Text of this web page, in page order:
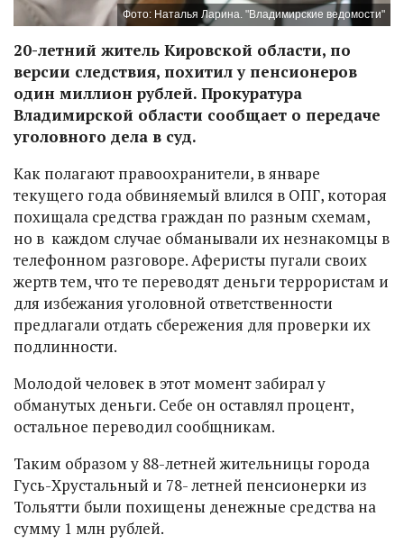
Фото: Наталья Ларина. "Владимирские ведомости"
20-летний житель Кировской области, по
версии следствия, похитил у пенсионеров
один миллион рублей. Прокуратура
Владимирской области сообщает о передаче
уголовного дела в суд.
Как полагают правоохранители, в январе
текущего года обвиняемый влился в ОПГ, которая
похищала средства граждан по разным схемам,
но в каждом случае обманывали их незнакомцы в
телефонном разговоре. Аферисты пугали своих
жертв тем, что те переводят деньги террористам и
для избежания уголовной ответственности
предлагали отдать сбережения для проверки их
подлинности.
Молодой человек в этот момент забирал у
обманутых деньги. Себе он оставлял процент,
остальное переводил сообщникам.
Таким образом у 88-летней жительницы города
Гусь-Хрустальный и 78- летней пенсионерки из
Тольятти были похищены денежные средства на
сумму 1 млн рублей.